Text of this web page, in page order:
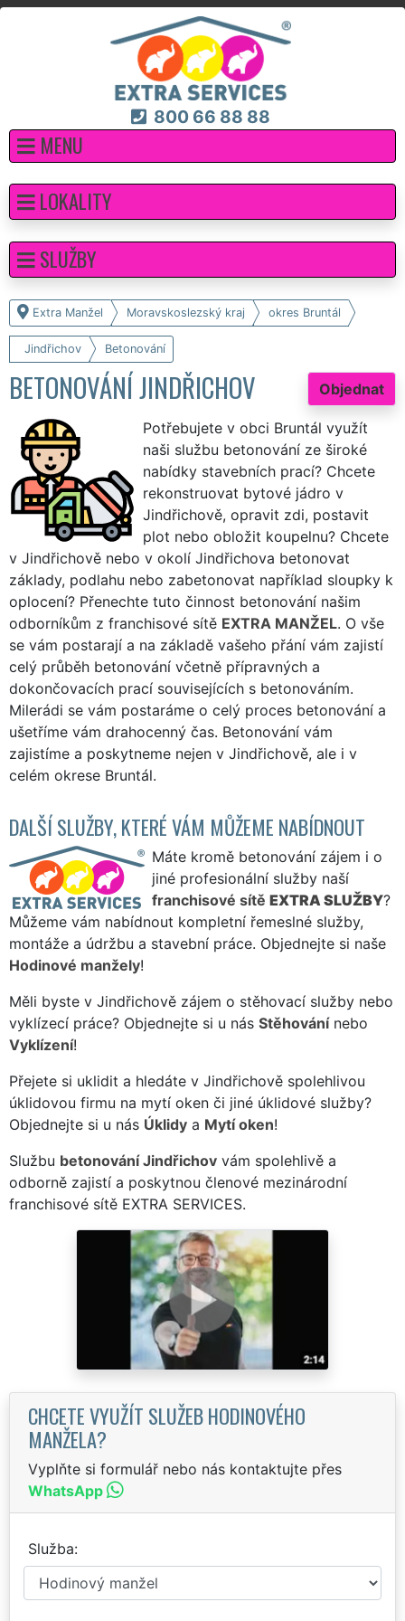
800 66 88 88
MENU
Extra Manžel Moravskoslezský kraj okres Bruntál
Jindřichov Betonování
Objednat
BETONOVÁNÍ JINDŘICHOV
Potřebujete v obci Bruntál využít
naši službu betonování ze široké
nabídky stavebních prací? Chcete
rekonstruovat bytové jádro v
Jindřichově, opravit zdi, postavit
plot nebo obložit koupelnu? Chcete
v Jindřichově nebo v okolí Jindřichova betonovat
základy, podlahu nebo zabetonovat například sloupky k
oplocení? Přenechte tuto činnost betonování našim
odborníkům z franchisové sítě EXTRA MANŽEL. O vše
se vám postarají a na základě vašeho přání vám zajistí
celý průběh betonování včetně přípravných a
dokončovacích prací souvisejících s betonováním.
Milerádi se vám postaráme o celý proces betonování a
ušetříme vám drahocenný čas. Betonování vám
zajistíme a poskytneme nejen v Jindřichově, ale i v
celém okrese Bruntál.
DALŠÍ SLUŽBY, KTERÉ VÁM MŮŽEME NABÍDNOUT
Máte kromě betonování zájem i o
jiné profesionální služby naší
franchisové sítě EXTRA SLUŽBY?
Můžeme vám nabídnout kompletní řemeslné služby,
montáže a údržbu a stavební práce. Objednejte si naše
Hodinové manžely!
Měli byste v Jindřichově zájem o stěhovací služby nebo
vyklízecí práce? Objednejte si u nás Stěhovánínebo
Vyklízení!
Přejete si uklidit a hledáte v Jindřichově spolehlivou
úklidovou firmu na mytí oken či jiné úklidové služby?
Objednejte si u nás Úklidy a Mytí oken!
Službu betonování Jindřichov vám spolehlivě a
odborně zajistí a poskytnou členové mezinárodní
franchisové sítě EXTRA SERVICES.
CHCETE VYUŽÍT SLUŽEB HODINOVÉHO
MANŽELA?
Vyplňte si formulář nebo nás kontaktujte přes
WhatsApp
Služba
LOKALITY
SLUŽBY